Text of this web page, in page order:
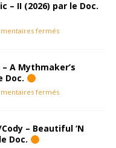
– II (2026) par le Doc.
fermés
A Mythmaker’s
Doc.
fermés
– Beautiful ‘N
Doc.